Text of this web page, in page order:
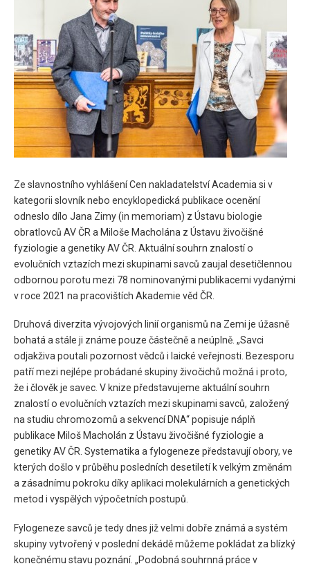
Ze slavnostního vyhlášení Cen nakladatelství Academia si v
kategorii slovník nebo encyklopedická publikace ocenění
odneslo dílo Jana Zimy (in memoriam) z Ústavu biologie
obratlovců AV ČR a Miloše Macholána z Ústavu živočišné
fyziologie a genetiky AV ČR. Aktuální souhrn znalostí o
evolučních vztazích mezi skupinami savců zaujal desetičlennou
odbornou porotu mezi 78 nominovanými publikacemi vydanými
v roce 2021 na pracovištích Akademie věd ČR.
Druhová diverzita vývojových linií organismů na Zemi je úžasně
bohatá a stále ji známe pouze částečně a neúplně. „Savci
odjakživa poutali pozornost vědců i laické veřejnosti. Bezesporu
patří mezi nejlépe probádané skupiny živočichů možná i proto,
že i člověk je savec. V knize představujeme aktuální souhrn
znalostí o evolučních vztazích mezi skupinami savců, založený
na studiu chromozomů a sekvencí DNA“ popisuje náplň
publikace Miloš Macholán z Ústavu živočišné fyziologie a
genetiky AV ČR. Systematika a fylogeneze představují obory, ve
kterých došlo v průběhu posledních desetiletí k velkým změnám
a zásadnímu pokroku díky aplikaci molekulárních a genetických
metod i vyspělých výpočetních postupů.
Fylogeneze savců je tedy dnes již velmi dobře známá a systém
skupiny vytvořený v poslední dekádě můžeme pokládat za blízký
konečnému stavu poznání. „Podobná souhrnná práce v